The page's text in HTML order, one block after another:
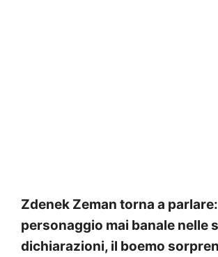
Zdenek Zeman torna a parlare:
personaggio mai banale nelle
dichiarazioni, il boemo